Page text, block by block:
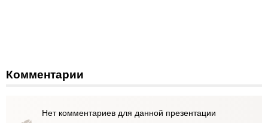
Комментарии
Нет комментариев для данной презентации